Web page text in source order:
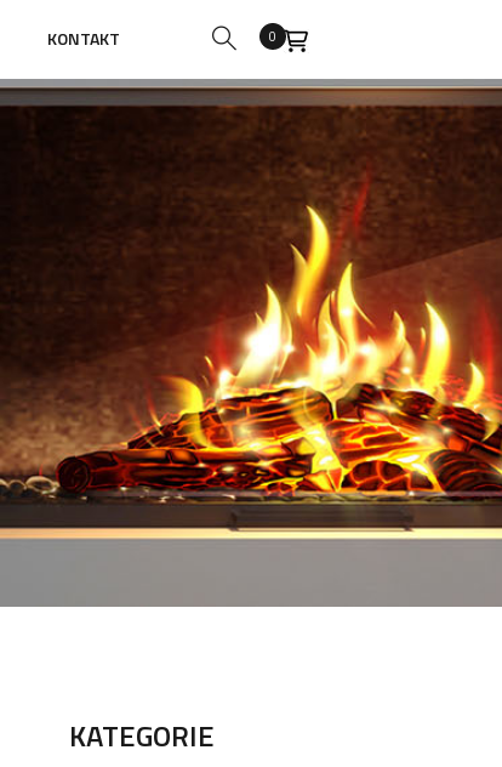
KONTAKT 0
KATEGORIE